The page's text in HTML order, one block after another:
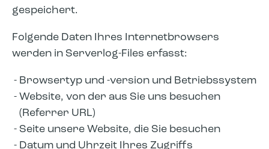
gespeichert.
Folgende Daten Ihres Internetbrowsers
werden in Serverlog-Files erfasst:
Browsertyp und -version und Betriebssystem
Website, von der aus Sie uns besuchen
(Referrer URL)
Seite unsere Website, die Sie besuchen
Datum und Uhrzeit Ihres Zugriffs